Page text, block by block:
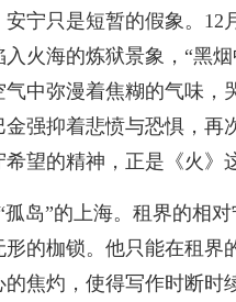
宁只是短暂的假象。12
火海的炼狱景象，“黑
中弥漫着焦糊的气味，
强抑着悲愤与恐惧，
望的精神，正是《火》
孤岛”的上海。租界的相
的枷锁。他只能在租界
焦灼，使得写作时断时